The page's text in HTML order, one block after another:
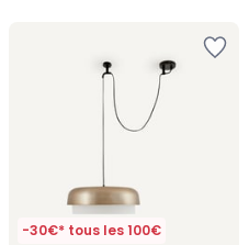
-30€* tous les 100€